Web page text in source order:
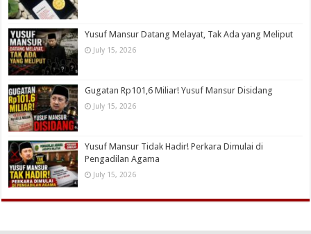
Yusuf Mansur Datang Melayat, Tak Ada yang Meliput
July 15, 2026
Gugatan Rp101,6 Miliar! Yusuf Mansur Disidang
July 15, 2026
Yusuf Mansur Tidak Hadir! Perkara Dimulai di
Pengadilan Agama
July 15, 2026